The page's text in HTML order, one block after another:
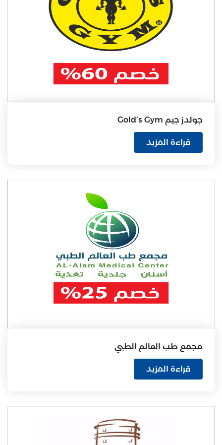
جولدز جيم Gold’s Gym
قراءة المزيد
مجمع طب العالم الطبي
قراءة المزيد